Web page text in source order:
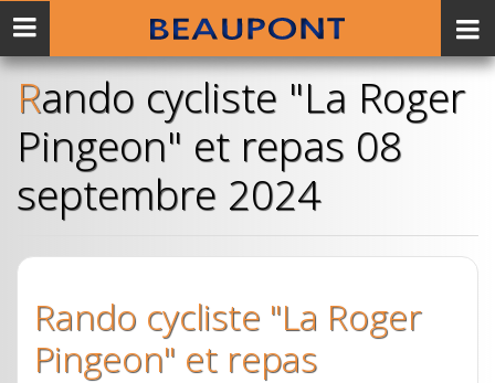
Rando cycliste "La Roger
Pingeon" et repas 08
septembre 2024
Rando cycliste "La Roger
Pingeon" et repas
Menu
mobile